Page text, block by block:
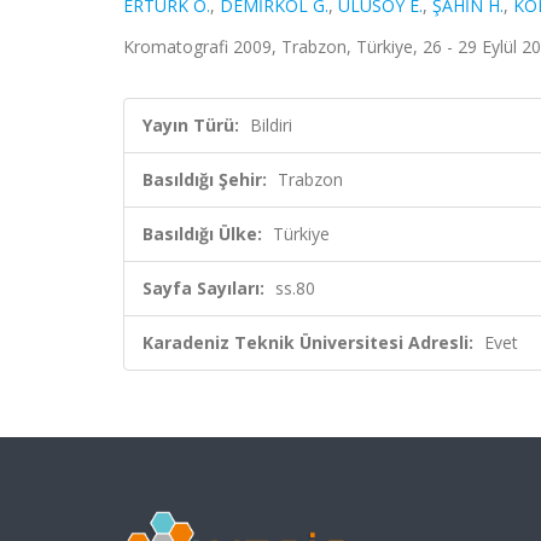
ERTÜRK Ö., DEMİRKOL G., ULUSOY E., ŞAHİN H.,
Kromatografi 2009, Trabzon, Türkiye, 26 - 29 Eylül
Yayın Türü: Bildiri
Basıldığı Şehir: Trabzon
Basıldığı Ülke: Türkiye
Sayfa Sayıları: ss.80
Karadeniz Teknik Üniversitesi Adresli: Evet